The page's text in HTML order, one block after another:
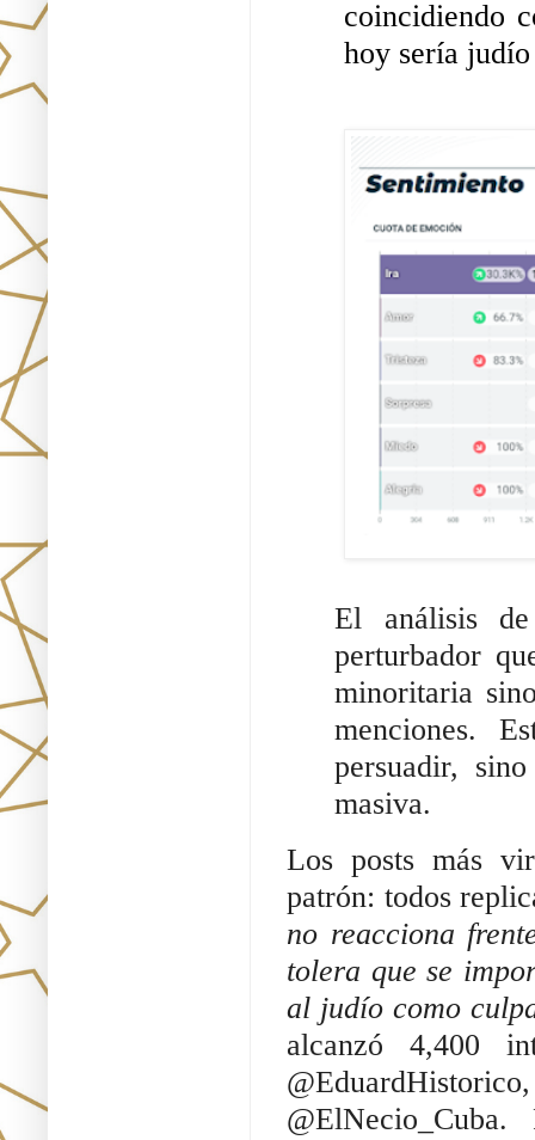
coincidiendo
hoy sería
El análisis
perturbador
minoritaria
menciones.
persuadir,
masiva.
Los posts más
patrón: todos
no reacciona
tolera que se
al judío como
alcanzó 4,400